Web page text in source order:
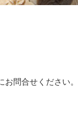
問合せください。